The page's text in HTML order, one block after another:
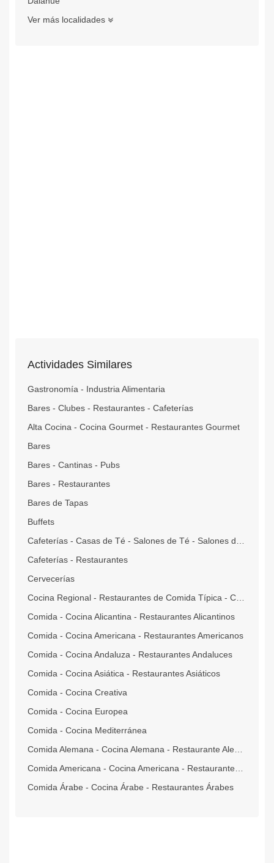
Ver más localidades
Actividades Similares
Gastronomía - Industria Alimentaria
Bares - Clubes - Restaurantes - Cafeterías
Alta Cocina - Cocina Gourmet - Restaurantes Gourmet
Bares
Bares - Cantinas - Pubs
Bares - Restaurantes
Bares de Tapas
Buffets
Cafeterías - Restaurantes
Cervecerías
Comida - Cocina Alicantina - Restaurantes Alicantinos
Comida - Cocina Americana - Restaurantes Americanos
Comida - Cocina Andaluza - Restaurantes Andaluces
Comida - Cocina Asiática - Restaurantes Asiáticos
Comida - Cocina Creativa
Comida - Cocina Europea
Comida - Cocina Mediterránea
Comida Árabe - Cocina Árabe - Restaurantes Árabes